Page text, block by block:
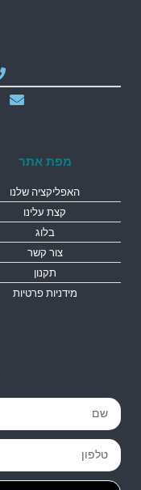
מפת אתר
האפליקציה שלנו
קצת עלינו
בלוג
צור קשר
תקנון
מידניות פרטיות